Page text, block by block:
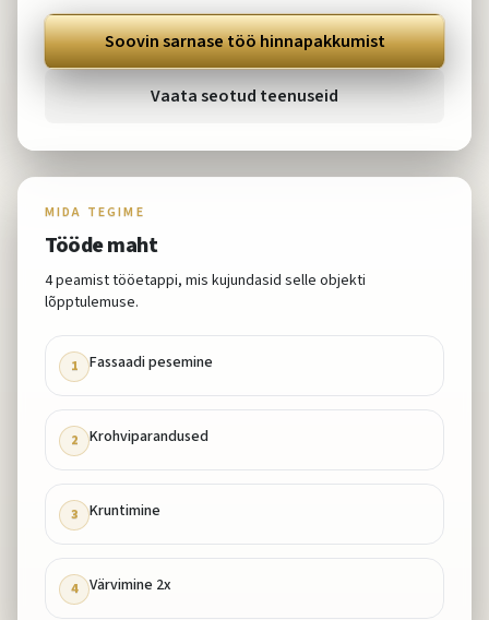
Soovin sarnase töö hinnapakkumist
Vaata seotud teenuseid
MIDA TEGIME
Tööde maht
4peamist tööetappi, mis kujundasid selle objekti
lõpptulemuse.
1 Fassaadi pesemine
2 Krohviparandused
3 Kruntimine
4 Värvimine 2x